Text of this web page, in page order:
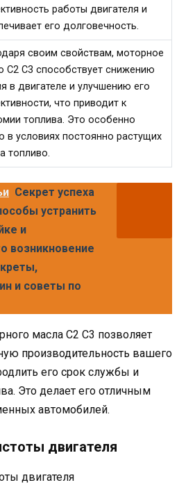
работы двигателя и
его долговечность.
своим свойствам, моторное
C2 C3 способствует снижению
в двигателе и улучшению его
что приводит к
топлива. Это особенно
в условиях постоянно растущих
топливо.
Секрет успеха
устранить
и
возникновение
и советы по
масла C2 C3 позволяет
производительность вашего
его срок службы и
Это делает его отличным
автомобилей.
двигателя